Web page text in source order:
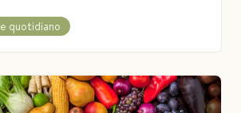
quotidiano